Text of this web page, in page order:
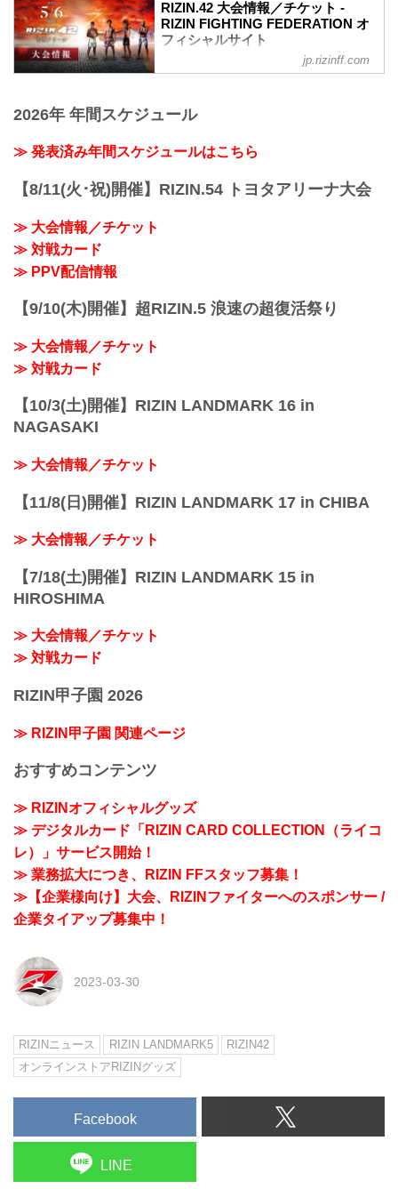
の販売が決定いたしました。
販売開始：3月26日（日）10:00〜
SRS席 ※増席
アウトレットA席
RIZIN LANDMARK 5 in YOYOGIの開催日
変更前：4月30日（日）
変更後：4月29日（祝・土）14:30開場 /
RIZIN.42 大会情報／チケット -
RIZIN FIGHTING FEDERATION オ
フィシャルサイト
RIZIN.42 大会概要
2023年5月6日（土）12:30開場（予定） /
※開場・開始時間は予定です。決定次第
RIZIN FFオフィシャルサイトにてご案内
ご了承ください。
会場
jp.rizinff.com
2026年 年間スケジュール
≫ 発表済み年間スケジュールはこちら
【8/11(火･祝)開催】RIZIN.54 トヨタアリーナ大会
≫ 大会情報／チケット
≫ 対戦カード
≫ PPV配信情報
【9/10(木)開催】超RIZIN.5 浪速の超復活祭り
≫ 大会情報／チケット
≫ 対戦カード
【10/3(土)開催】RIZIN LANDMARK 16 in
NAGASAKI
≫ 大会情報／チケット
【11/8(日)開催】RIZIN LANDMARK 17 in CHIBA
≫ 大会情報／チケット
【7/18(土)開催】RIZIN LANDMARK 15 in
HIROSHIMA
≫ 大会情報／チケット
≫ 対戦カード
RIZIN甲子園 2026
≫ RIZIN甲子園 関連ページ
おすすめコンテンツ
≫ RIZINオフィシャルグッズ
≫ デジタルカード「RIZIN CARD COLLECTION（ライコ
レ）」サービス開始！
≫ 業務拡大につき、RIZIN FFスタッフ募集！
≫【企業様向け】大会、RIZINファイターへのスポンサー /
企業タイアップ募集中！
2023-03-30
RIZINニュース RIZIN LANDMARK5
RIZIN42
オンラインストアRIZINグッズ
Facebook
LINE